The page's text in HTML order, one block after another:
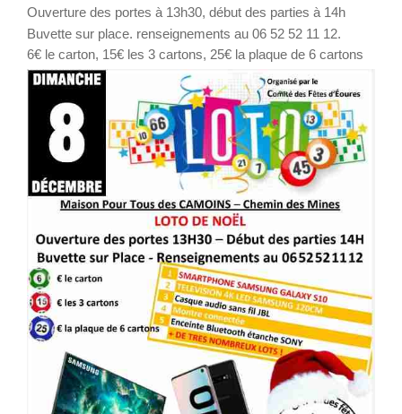
Ouverture des portes à 13h30, début des parties à 14h
Buvette sur place. renseignements au 06 52 52 11 12.
6€ le carton, 15€ les 3 cartons, 25€ la plaque de 6 cartons